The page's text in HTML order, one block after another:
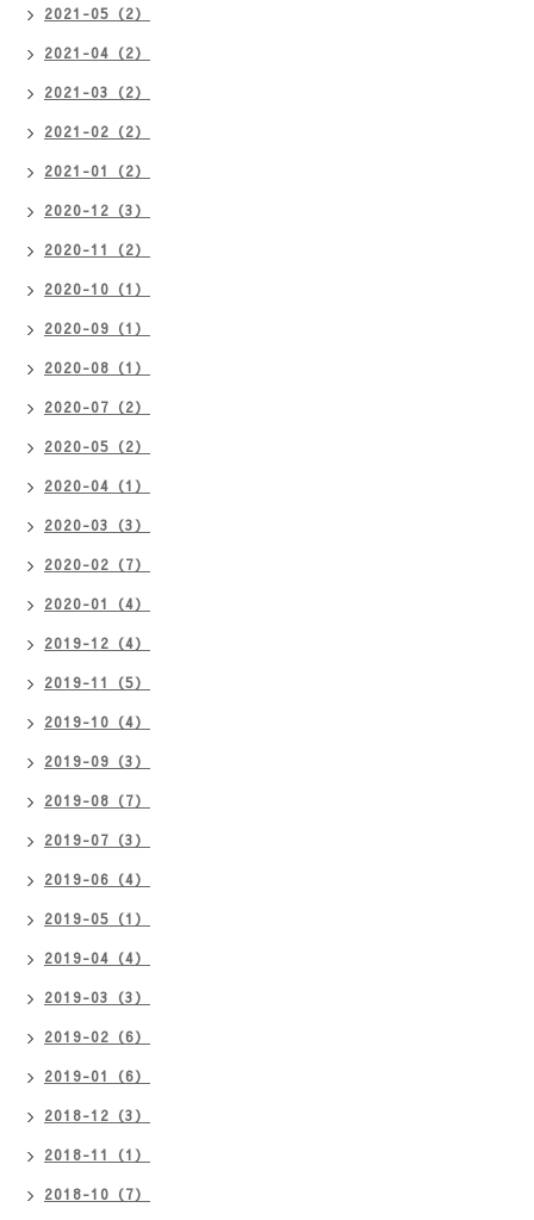
2021-05（2）
2021-04（2）
2021-03（2）
2021-02（2）
2021-01（2）
2020-12（3）
2020-11（2）
2020-10（1）
2020-09（1）
2020-08（1）
2020-07（2）
2020-05（2）
2020-04（1）
2020-03（3）
2020-02（7）
2020-01（4）
2019-12（4）
2019-11（5）
2019-10（4）
2019-09（3）
2019-08（7）
2019-07（3）
2019-06（4）
2019-05（1）
2019-04（4）
2019-03（3）
2019-02（6）
2019-01（6）
2018-12（3）
2018-11（1）
2018-10（7）